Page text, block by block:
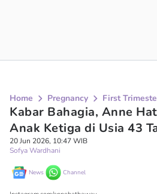
Home Pregnancy First
Kabar Bahagia, Anne
Anak Ketiga di Usia 43
20 Jun 2026, 10:47 WIB
Sofya Wardhani
News Channel